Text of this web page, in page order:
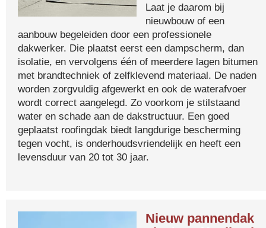
Laat je daarom bij
nieuwbouw of een
aanbouw begeleiden door een professionele
dakwerker. Die plaatst eerst een dampscherm, dan
isolatie, en vervolgens één of meerdere lagen bitumen
met brandtechniek of zelfklevend materiaal. De naden
worden zorgvuldig afgewerkt en ook de waterafvoer
wordt correct aangelegd. Zo voorkom je stilstaand
water en schade aan de dakstructuur. Een goed
geplaatst roofingdak biedt langdurige bescherming
tegen vocht, is onderhoudsvriendelijk en heeft een
levensduur van 20 tot 30 jaar.
Nieuw pannendak